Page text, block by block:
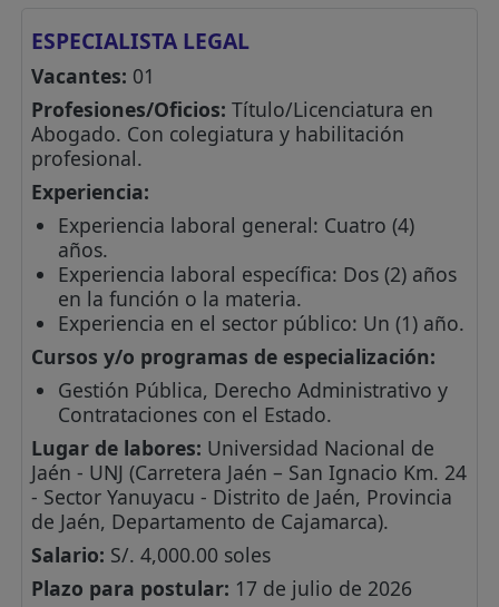
ESPECIALISTA LEGAL
Vacantes: 01
Profesiones/Oficios: Título/Licenciatura en
Abogado. Con colegiatura y habilitación
profesional.
Experiencia:
Experiencia laboral general: Cuatro (4)
años.
Experiencia laboral específica: Dos (2) años
en la función o la materia.
Experiencia en el sector público: Un (1) año.
Cursos y/o programas de especialización:
Gestión Pública, Derecho Administrativo y
Contrataciones con el Estado.
Lugar de labores: Universidad Nacional de
Jaén - UNJ (Carretera Jaén – San Ignacio Km. 24
- Sector Yanuyacu - Distrito de Jaén, Provincia
de Jaén, Departamento de Cajamarca).
Salario: S/. 4,000.00 soles
Plazo para postular: 17 de julio de 2026